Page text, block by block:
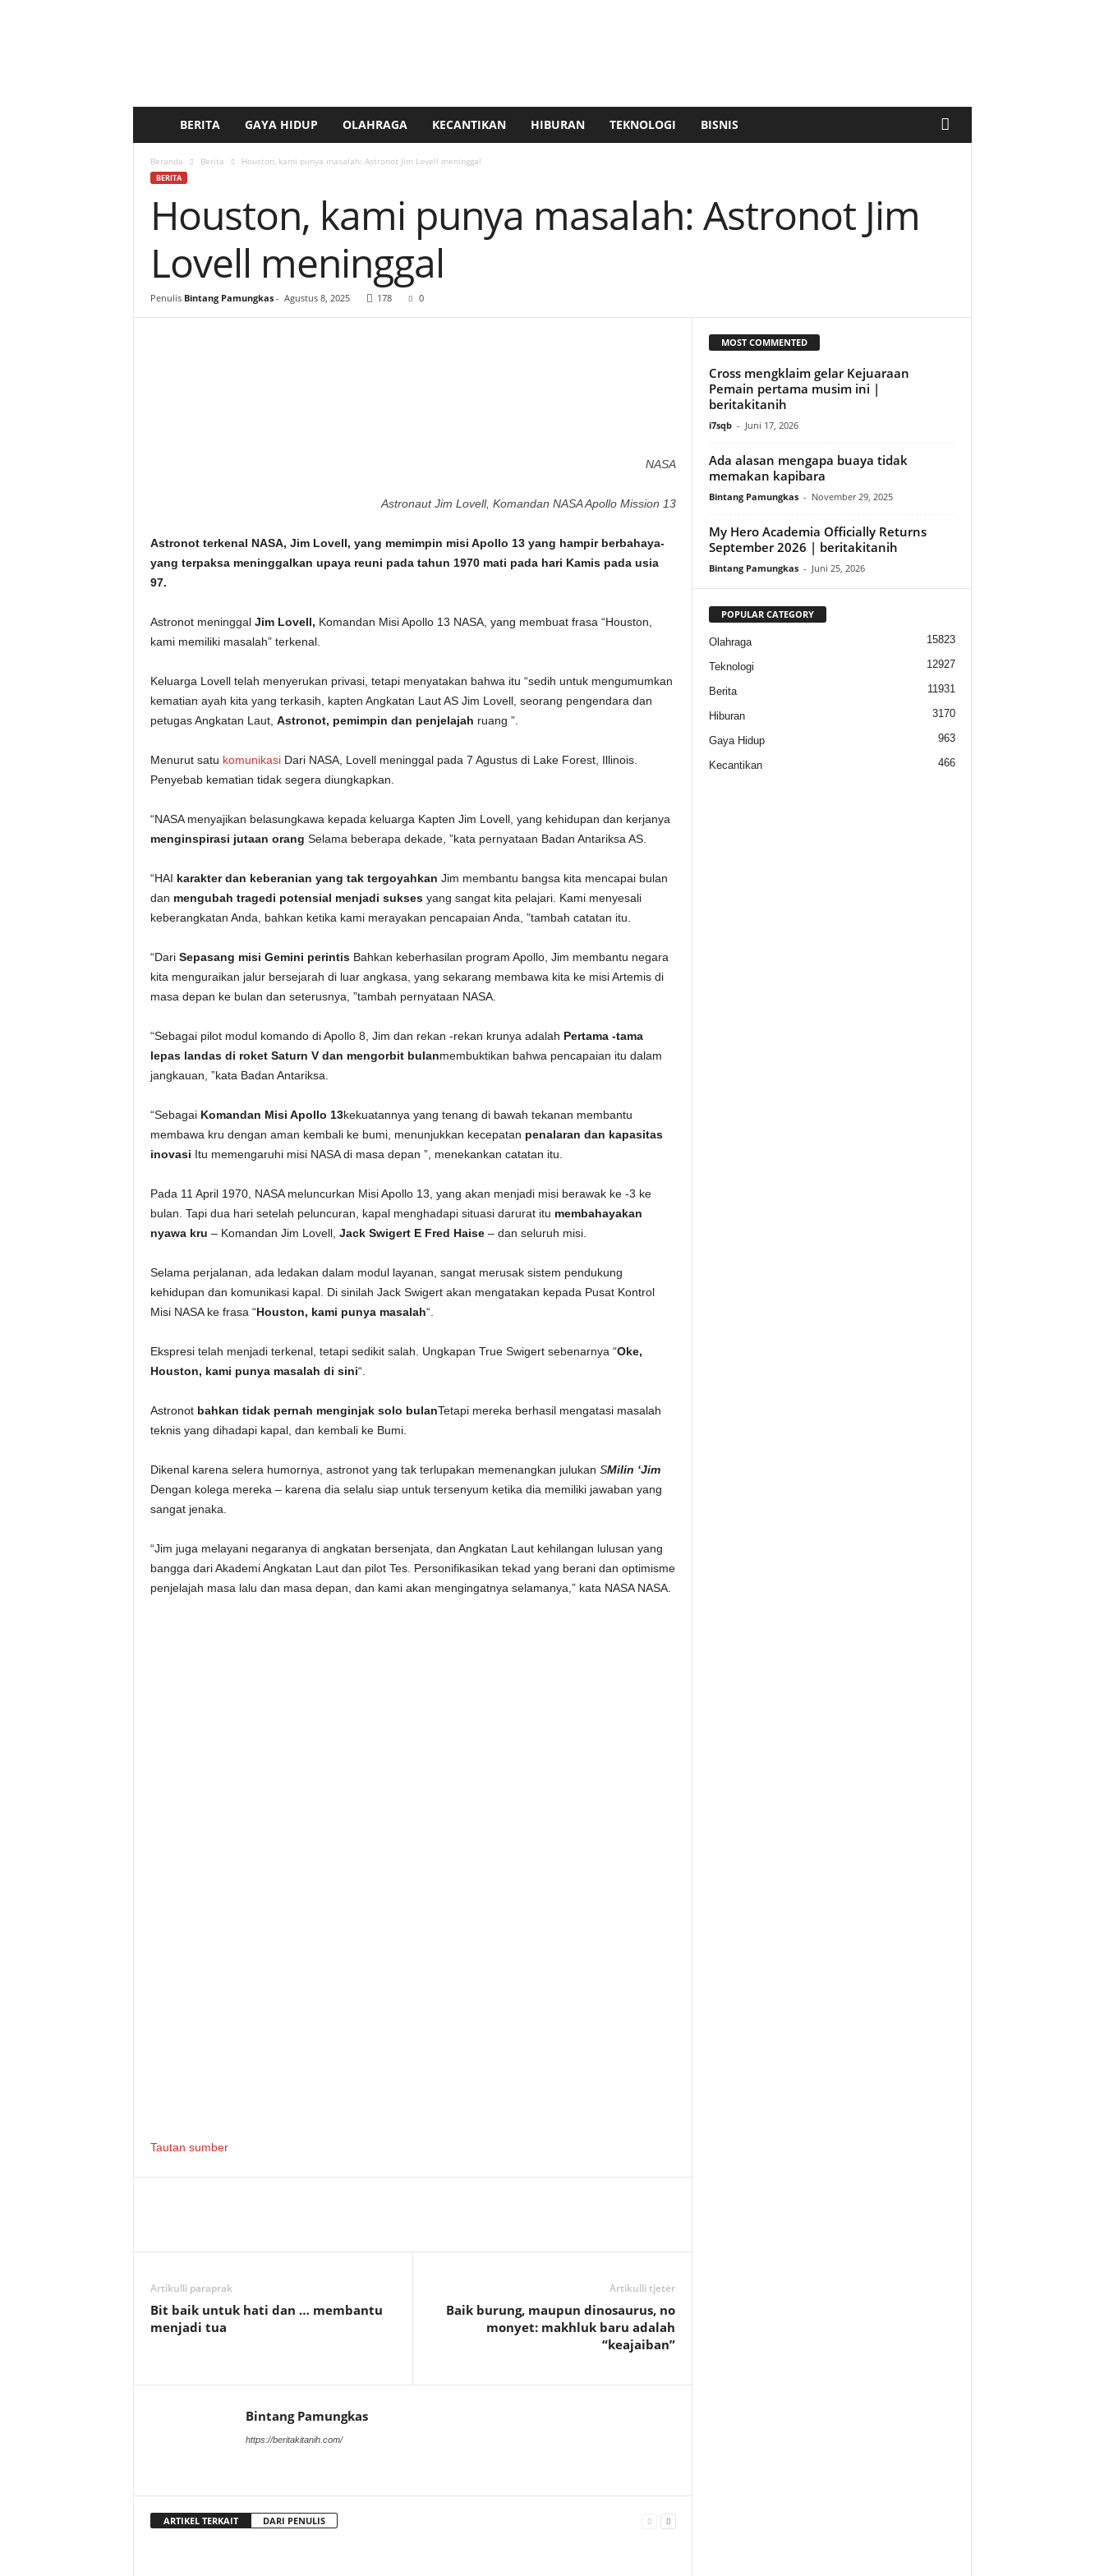
e
a
c
m
BERITA GAYA HIDUP OLAHRAGA KECANTIKAN HIBURAN TEKNOLOGI BISNIS
Beranda Berita Houston, kami punya masalah: Astronot Jim Lovell meninggal
BERITA
Houston, kami punya masalah: Astronot Jim
Lovell meninggal
Penulis Bintang Pamungkas- Agustus 8, 2025 178 0
NASA
Astronaut Jim Lovell, Komandan NASA Apollo Mission 13
Astronot terkenal NASA, Jim Lovell, yang memimpin misi Apollo 13 yang hampir berbahaya-
yang terpaksa meninggalkan upaya reuni pada tahun 1970 mati pada hari Kamis pada usia
97.
Astronot meninggal Jim Lovell, Komandan Misi Apollo 13 NASA, yang membuat frasa “Houston,
kami memiliki masalah” terkenal.
Keluarga Lovell telah menyerukan privasi, tetapi menyatakan bahwa itu “sedih untuk mengumumkan
kematian ayah kita yang terkasih, kapten Angkatan Laut AS Jim Lovell, seorang pengendara dan
petugas Angkatan Laut, Astronot, pemimpin dan penjelajah ruang ”.
Menurut satu komunikasiDari NASA, Lovell meninggal pada 7 Agustus di Lake Forest, Illinois.
Penyebab kematian tidak segera diungkapkan.
“NASA menyajikan belasungkawa kepada keluarga Kapten Jim Lovell, yang kehidupan dan kerjanya
menginspirasi jutaan orang Selama beberapa dekade, ”kata pernyataan Badan Antariksa AS.
“HAI karakter dan keberanian yang tak tergoyahkan Jim membantu bangsa kita mencapai bulan
dan mengubah tragedi potensial menjadi suksesyang sangat kita pelajari. Kami menyesali
keberangkatan Anda, bahkan ketika kami merayakan pencapaian Anda, ”tambah catatan itu.
“Dari Sepasang misi Gemini perintisBahkan keberhasilan program Apollo, Jim membantu negara
kita menguraikan jalur bersejarah di luar angkasa, yang sekarang membawa kita ke misi Artemis di
masa depan ke bulan dan seterusnya, ”tambah pernyataan NASA.
“Sebagai pilot modul komando di Apollo 8, Jim dan rekan -rekan krunya adalah Pertama -tama
lepas landas di roket Saturn V dan mengorbit bulanmembuktikan bahwa pencapaian itu dalam
jangkauan, ”kata Badan Antariksa.
“Sebagai Komandan Misi Apollo 13kekuatannya yang tenang di bawah tekanan membantu
membawa kru dengan aman kembali ke bumi, menunjukkan kecepatan penalaran dan kapasitas
inovasi Itu memengaruhi misi NASA di masa depan ”, menekankan catatan itu.
Pada 11 April 1970, NASA meluncurkan Misi Apollo 13, yang akan menjadi misi berawak ke -3 ke
bulan. Tapi dua hari setelah peluncuran, kapal menghadapi situasi darurat itu membahayakan
nyawa kru – Komandan Jim Lovell, Jack Swigert E Fred Haise– dan seluruh misi.
Selama perjalanan, ada ledakan dalam modul layanan, sangat merusak sistem pendukung
kehidupan dan komunikasi kapal. Di sinilah Jack Swigert akan mengatakan kepada Pusat Kontrol
Misi NASA ke frasa “Houston, kami punya masalah“.
Ekspresi telah menjadi terkenal, tetapi sedikit salah. Ungkapan True Swigert sebenarnya “Oke,
Houston, kami punya masalah di sini“.
Astronot bahkan tidak pernah menginjak solo bulanTetapi mereka berhasil mengatasi masalah
teknis yang dihadapi kapal, dan kembali ke Bumi.
Dikenal karena selera humornya, astronot yang tak terlupakan memenangkan julukan SMilin ‘Jim
Dengan kolega mereka – karena dia selalu siap untuk tersenyum ketika dia memiliki jawaban yang
sangat jenaka.
“Jim juga melayani negaranya di angkatan bersenjata, dan Angkatan Laut kehilangan lulusan yang
bangga dari Akademi Angkatan Laut dan pilot Tes. Personifikasikan tekad yang berani dan optimisme
penjelajah masa lalu dan masa depan, dan kami akan mengingatnya selamanya,” kata NASA NASA.
Tautan sumber
Artikulli paraprak
Bit baik untuk hati dan … membantu
menjadi tua
Artikulli tjetër
Baik burung, maupun dinosaurus, no
monyet: makhluk baru adalah
“keajaiban”
Bintang Pamungkas
https://beritakitanih.com/
ARTIKEL TERKAIT DARI PENULIS
MOST COMMENTED
Cross mengklaim gelar Kejuaraan
Pemain pertama musim ini |
beritakitanih
i7sqb - Juni 17, 2026
Ada alasan mengapa buaya tidak
memakan kapibara
Bintang Pamungkas - November 29, 2025
My Hero Academia Officially Returns
September 2026 | beritakitanih
Bintang Pamungkas - Juni 25, 2026
POPULAR CATEGORY
Olahraga 15823
Teknologi 12927
Berita 11931
Hiburan 3170
Gaya Hidup 963
Kecantikan 466